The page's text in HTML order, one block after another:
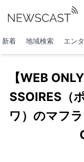
新着 地域検索 エン
【WEB
SSOIRES（
ワ）のマフ